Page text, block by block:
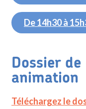
De 14h30 à
Dossier
animation
Téléchargez le